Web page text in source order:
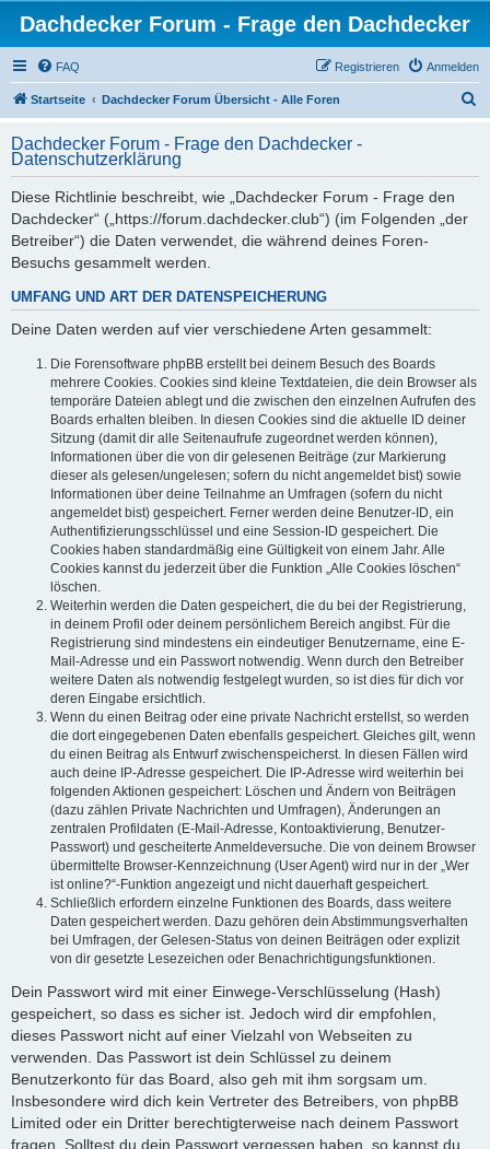
Dachdecker Forum - Frage den Dachdecker
FAQ Anmelden
Registrieren
Startseite Dachdecker Forum Übersicht - Alle Foren
h
Dachdecker Forum - Frage den Dachdecker -
Datenschutzerklärung
Diese Richtlinie beschreibt, wie „Dachdecker Forum - Frage den
Dachdecker“ („https://forum.dachdecker.club“) (im Folgenden „der
Betreiber“) die Daten verwendet, die während deines Foren-
Besuchs gesammelt werden.
UMFANG UND ART DER DATENSPEICHERUNG
Deine Daten werden auf vier verschiedene Arten gesammelt:
Die Forensoftware phpBB erstellt bei deinem Besuch des Boards
mehrere Cookies. Cookies sind kleine Textdateien, die dein Browser als
temporäre Dateien ablegt und die zwischen den einzelnen Aufrufen des
Boards erhalten bleiben. In diesen Cookies sind die aktuelle ID deiner
Sitzung (damit dir alle Seitenaufrufe zugeordnet werden können),
Informationen über die von dir gelesenen Beiträge (zur Markierung
dieser als gelesen/ungelesen; sofern du nicht angemeldet bist) sowie
Informationen über deine Teilnahme an Umfragen (sofern du nicht
angemeldet bist) gespeichert. Ferner werden deine Benutzer-ID, ein
Authentifizierungsschlüssel und eine Session-ID gespeichert. Die
Cookies haben standardmäßig eine Gültigkeit von einem Jahr. Alle
Cookies kannst du jederzeit über die Funktion „Alle Cookies löschen“
löschen.
Weiterhin werden die Daten gespeichert, die du bei der Registrierung,
in deinem Profil oder deinem persönlichem Bereich angibst. Für die
Registrierung sind mindestens ein eindeutiger Benutzername, eine E-
Mail-Adresse und ein Passwort notwendig. Wenn durch den Betreiber
weitere Daten als notwendig festgelegt wurden, so ist dies für dich vor
deren Eingabe ersichtlich.
Wenn du einen Beitrag oder eine private Nachricht erstellst, so werden
die dort eingegebenen Daten ebenfalls gespeichert. Gleiches gilt, wenn
du einen Beitrag als Entwurf zwischenspeicherst. In diesen Fällen wird
auch deine IP-Adresse gespeichert. Die IP-Adresse wird weiterhin bei
folgenden Aktionen gespeichert: Löschen und Ändern von Beiträgen
(dazu zählen Private Nachrichten und Umfragen), Änderungen an
zentralen Profildaten (E-Mail-Adresse, Kontoaktivierung, Benutzer-
Passwort) und gescheiterte Anmeldeversuche. Die von deinem Browser
übermittelte Browser-Kennzeichnung (User Agent) wird nur in der „Wer
ist online?“-Funktion angezeigt und nicht dauerhaft gespeichert.
Schließlich erfordern einzelne Funktionen des Boards, dass weitere
Daten gespeichert werden. Dazu gehören dein Abstimmungsverhalten
bei Umfragen, der Gelesen-Status von deinen Beiträgen oder explizit
von dir gesetzte Lesezeichen oder Benachrichtigungsfunktionen.
Dein Passwort wird mit einer Einwege-Verschlüsselung (Hash)
gespeichert, so dass es sicher ist. Jedoch wird dir empfohlen,
dieses Passwort nicht auf einer Vielzahl von Webseiten zu
verwenden. Das Passwort ist dein Schlüssel zu deinem
Benutzerkonto für das Board, also geh mit ihm sorgsam um.
Insbesondere wird dich kein Vertreter des Betreibers, von phpBB
Limited oder ein Dritter berechtigterweise nach deinem Passwort
fragen. Solltest du dein Passwort vergessen haben, so kannst du